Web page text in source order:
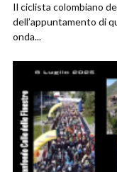
Il ciclista colombiano
dell’appuntamento di
onda...